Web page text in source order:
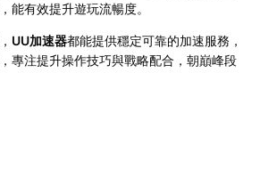
能有效提升遊玩流暢度。
UU加速器都能提供穩定可靠的加速服務，
專注提升操作技巧與戰略配合，朝巔峰段